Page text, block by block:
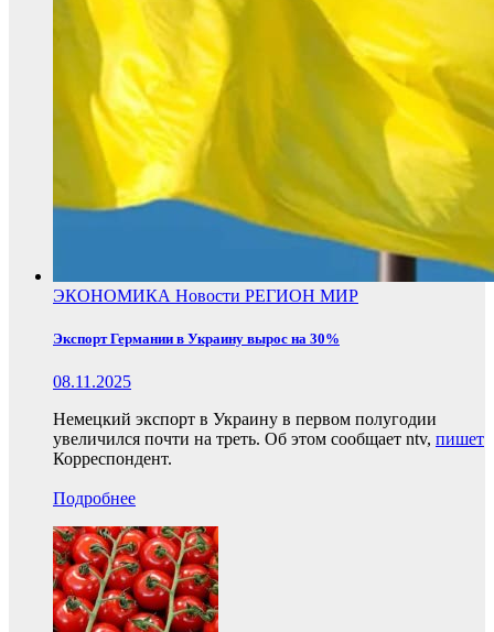
ЭКОНОМИКА Новости РЕГИОН МИР
Экспорт Германии в Украину вырос на 30%
08.11.2025
Немецкий экспорт в Украину в первом полугодии
увеличился почти на треть. Об этом сообщает ntv, пишет
Корреспондент.
Подробнее